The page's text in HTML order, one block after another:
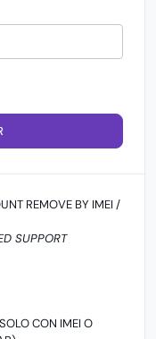
REMOVE BY IMEI /
SUPPORT
CON IMEI O